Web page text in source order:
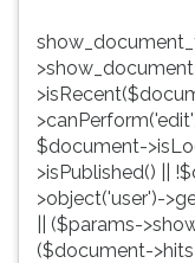
livros,
biografias,
profissões,
simulados
comentados.
Acessibilidade
pular
essa
leitura
pressione
depois
$document-
>isPublished() ||
>object('user')-
|| ($params-
($document-